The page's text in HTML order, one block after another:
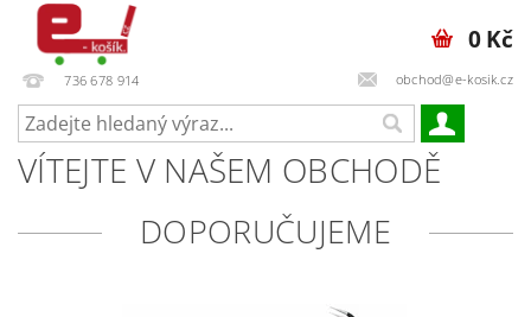
736 678 914 obchod@e-kosik.cz
0 Kč
VÍTEJTE V NAŠEM OBCHODĚ
DOPORUČUJEME